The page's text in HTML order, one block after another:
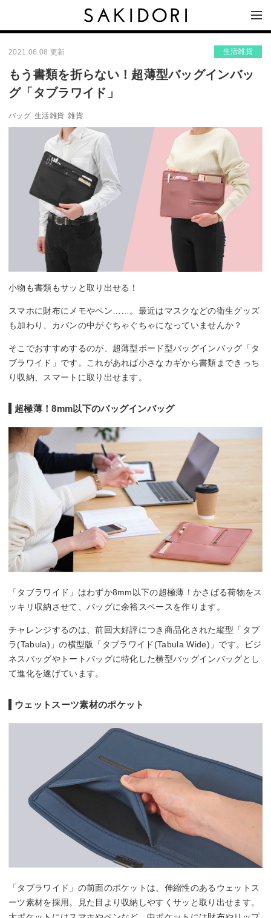
2021.06.08 更新 生活雑貨
もう書類を折らない！超薄型バッグインバッ
グ「タブラワイド」
バッグ 生活雑貨 雑貨
小物も書類もサッと取り出せる！
スマホに財布にメモやペン……。最近はマスクなどの衛生グッズ
も加わり、カバンの中がぐちゃぐちゃになっていませんか？
そこでおすすめするのが、超薄型ボード型バッグインバッグ「タ
ブラワイド」です。これがあれば小さなカギから書類まできっち
り収納、スマートに取り出せます。
超極薄！8mm以下のバッグインバッグ
「タブラワイド」はわずか8mm以下の超極薄！かさばる荷物をス
ッキリ収納させて、バッグに余裕スペースを作ります。
チャレンジするのは、前回大好評につき商品化された縦型「タブ
ラ(Tabula)」の横型版「タブラワイド(Tabula Wide)」です。ビジ
ネスバッグやトートバッグに特化した横型バッグインバッグとし
て進化を遂げています。
ウェットスーツ素材のポケット
「タブラワイド」の前面のポケットは、伸縮性のあるウェットス
ーツ素材を採用。見た目より収納しやすくサッと取り出せます。